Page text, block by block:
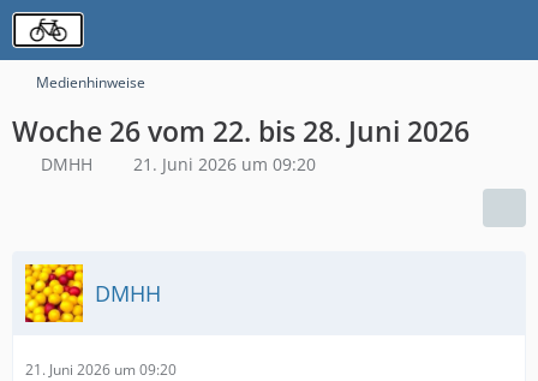
Medienhinweise
Woche 26 vom 22. bis 28. Juni 2026
DMHH 21. Juni 2026 um 09:20
DMHH
21. Juni 2026 um 09:20